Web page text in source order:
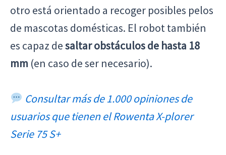
otro está orientado a recoger posibles pelos
de mascotas domésticas. El robot también
es capaz desaltar obstáculos de hasta 18
mm (en caso de ser necesario).
Consultar más de 1.000 opiniones de
usuarios que tienen el Rowenta X-plorer
Serie 75 S+